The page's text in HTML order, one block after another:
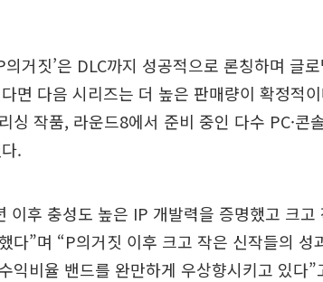
의거짓’은 DLC까지 성공적으로 론칭하며 글
면 다음 시리즈는 더 높은 판매량이 확정적
싱 작품, 라운드8에서 준비 중인 다수 PC·콘
.
이후 충성도 높은 IP 개발력을 증명했고 크고
다”며 “P의거짓 이후 크고 작은 신작들의 성
익비율 밴드를 완만하게 우상향시키고 있다”